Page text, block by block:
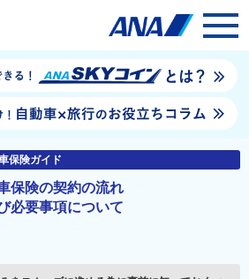
保険ガイド
保険の契約の流れ
必要事項について